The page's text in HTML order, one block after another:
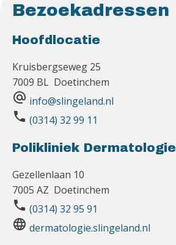
Bezoekadressen
Hoofdlocatie
Kruisbergseweg 25
7009 BL Doetinchem
alternate_email info@slingeland.nl
phone (0314) 32 99 11
Polikliniek Dermatologie
Gezellenlaan 10
7005 AZ Doetinchem
phone (0314) 32 95 91
language dermatologie.slingeland.nl